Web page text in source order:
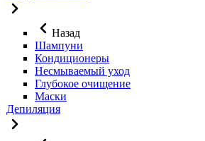
Назад
Шампуни
Кондиционеры
Несмываемый уход
Глубокое очищение
Маски
Депиляция